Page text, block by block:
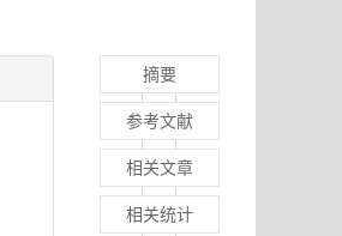
摘要
参考文献
相关文章
相关统计